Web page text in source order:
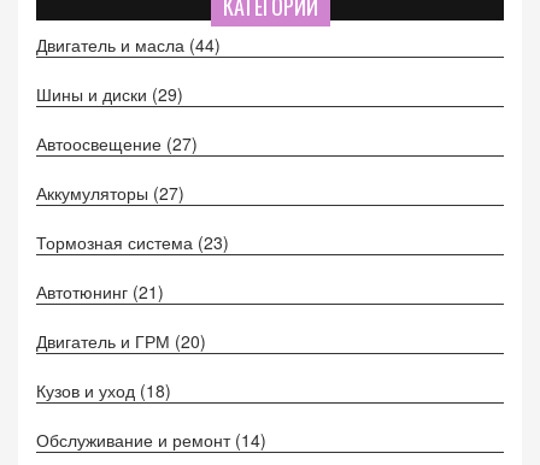
КАТЕГОРИИ
Двигатель и масла (44)
Шины и диски (29)
Автоосвещение (27)
Аккумуляторы (27)
Тормозная система (23)
Автотюнинг (21)
Двигатель и ГРМ (20)
Кузов и уход (18)
Обслуживание и ремонт (14)